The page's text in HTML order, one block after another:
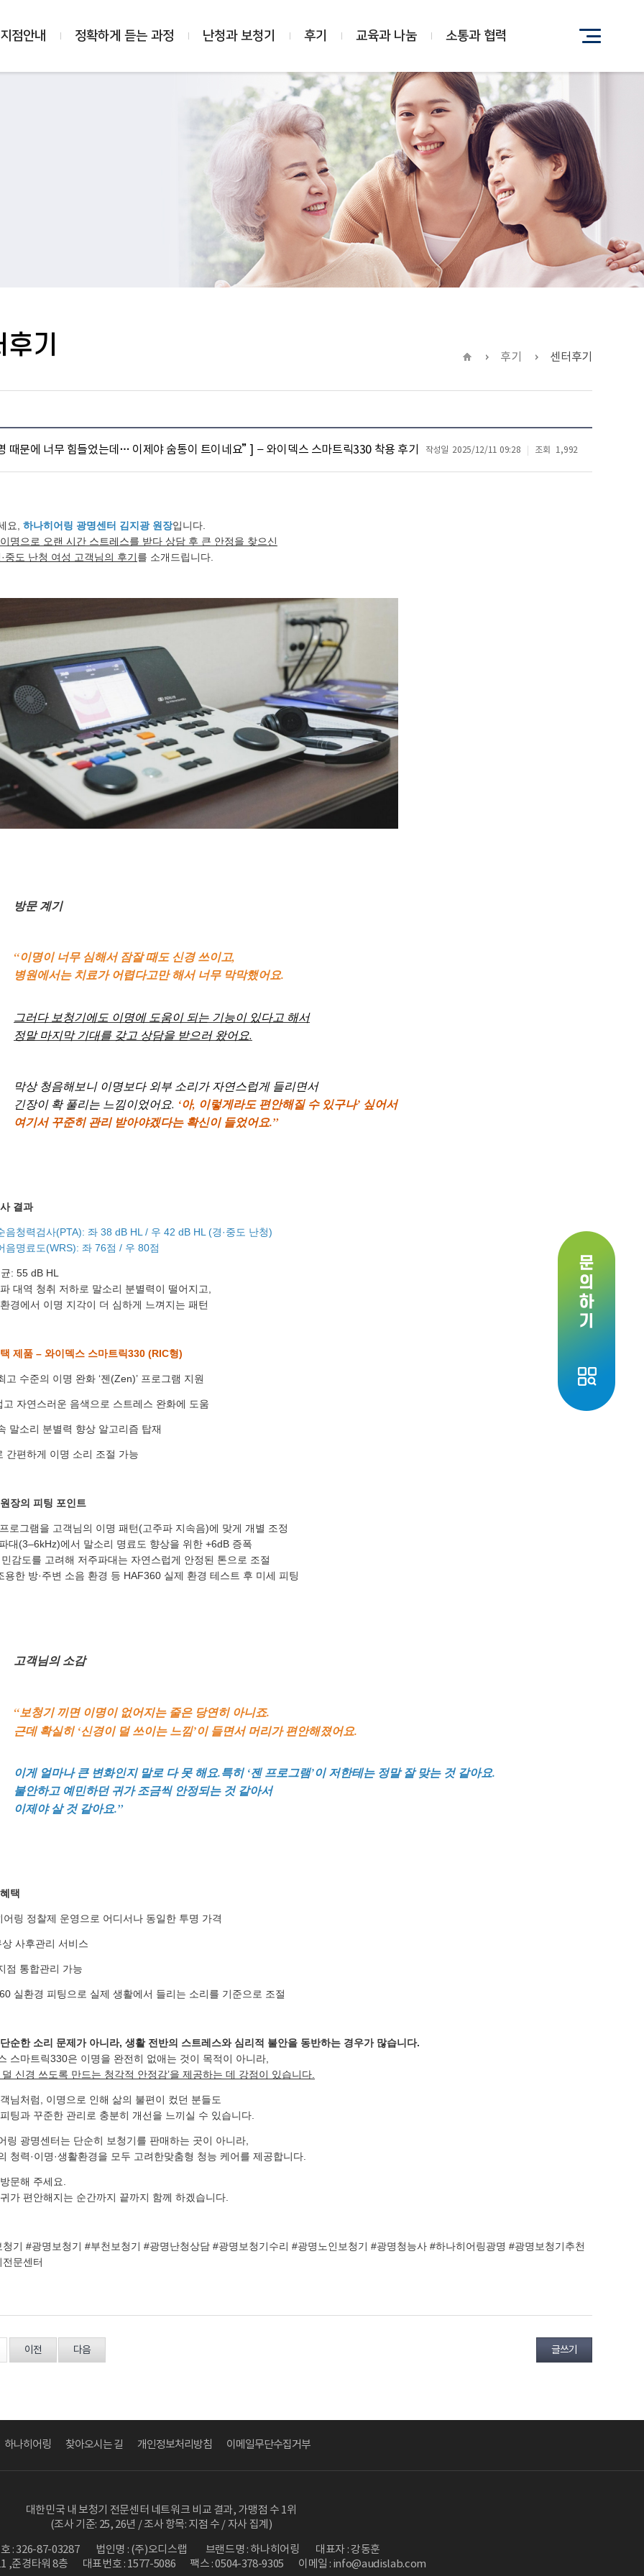
점안내 정확하게 듣는 과정 난청과 보청기 후기 교육과 나눔 소통과 협력
기 후기 센터후기
때문에 너무 힘들었는데… 이제야 숨통이 트이네요” ] – 와이덱스 스마트릭330 착용 후기 작성일 2025/12/11 09:28 조회 1,992
요, 하나히어링 광명센터 김지광 원장입니다.
명으로 오랜 시간 스트레스를 받다 상담 후 큰 안정을 찾으신
중도 난청 여성 고객님의 후기를 소개드립니다.
방문 계기
“이명이 너무 심해서 잠잘 때도 신경 쓰이고,
병원에서는 치료가 어렵다고만 해서 너무 막막했어요.
그러다 보청기에도 이명에 도움이 되는 기능이 있다고 해서
정말 마지막 기대를 갖고 상담을 받으러 왔어요.
막상 청음해보니 이명보다 외부 소리가 자연스럽게 들리면서
긴장이 확 풀리는 느낌이었어요. ‘아, 이렇게라도 편안해질 수 있구나’ 싶어서
여기서 꾸준히 관리 받아야겠다는 확신이 들었어요.”
결과
음청력검사(PTA): 좌 38 dB HL / 우 42 dB HL (경·중도 난청)
음명료도(WRS): 좌 76점 / 우 80점
: 55 dB HL
대역 청취 저하로 말소리 분별력이 떨어지고,
경에서 이명 지각이 더 심하게 느껴지는 패턴
제품 – 와이덱스 스마트릭330 (RIC형)
고 수준의 이명 완화 ‘젠(Zen)’ 프로그램 지원
고 자연스러운 음색으로 스트레스 완화에 도움
말소리 분별력 향상 알고리즘 탑재
간편하게 이명 소리 조절 가능
장의 피팅 포인트
로그램을 고객님의 이명 패턴(고주파 지속음)에 맞게 개별 조정
대(3–6kHz)에서 말소리 명료도 향상을 위한 +6dB 증폭
감도를 고려해 저주파대는 자연스럽게 안정된 톤으로 조절
용한 방·주변 소음 환경 등 HAF360 실제 환경 테스트 후 미세 피팅
고객님의 소감
“보청기 끼면 이명이 없어지는 줄은 당연히 아니죠.
근데 확실히 ‘신경이 덜 쓰이는 느낌’이 들면서 머리가 편안해졌어요.
이게 얼마나 큰 변화인지 말로 다 못 해요.특히 ‘젠 프로그램’이 저한테는 정말 잘 맞는 것 같아요.
불안하고 예민하던 귀가 조금씩 안정되는 것 같아서
이제야 살 것 같아요.”
택
어링 정찰제 운영으로 어디서나 동일한 투명 가격
사후관리 서비스
점 통합관리 가능
실환경 피팅으로 실제 생활에서 들리는 소리를 기준으로 조절
순한 소리 문제가 아니라, 생활 전반의 스트레스와 심리적 불안을 동반하는 경우가 많습니다.
스마트릭330은 이명을 완전히 없애는 것이 목적이 아니라,
덜 신경 쓰도록 만드는 청각적 안정감’을 제공하는 데 강점이 있습니다.
님처럼, 이명으로 인해 삶의 불편이 컸던 분들도
팅과 꾸준한 관리로 충분히 개선을 느끼실 수 있습니다.
링 광명센터는 단순히 보청기를 판매하는 곳이 아니라,
청력·이명·생활환경을 모두 고려한맞춤형 청능 케어를 제공합니다.
문해 주세요.
가 편안해지는 순간까지 끝까지 함께 하겠습니다.
청기 #광명보청기 #부천보청기 #광명난청상담 #광명보청기수리 #광명노인보청기 #광명청능사 #하나히어링광명 #광명보청기추천
문센터
이전 다음 글쓰기
하나히어링 찾아오시는 길 개인정보처리방침 이메일무단수집거부
대한민국 내 보청기 전문센터 네트워크 비교 결과, 가맹점 수 1위
(조사 기준: 25, 26년 / 조사 항목: 지점 수 / 자사 집계)
: 326-87-03287 법인명 : (주)오디스랩 브랜드명 : 하나히어링
대표자 : 강동훈
,준경타워 8층
대표번호 : 1577-5086 팩스 : 0504-378-9305 이메일 : info@audislab.com
바로 예약하기
락처 - -
약날짜
야
내용